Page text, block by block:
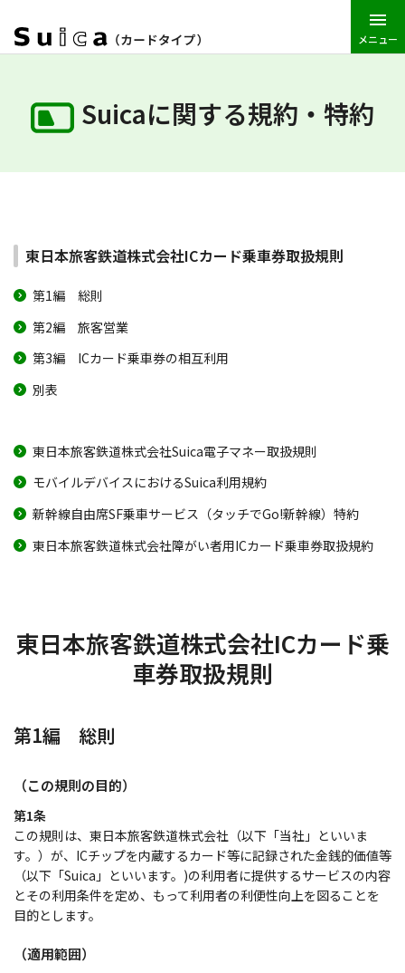
メニュー
Suicaに関する規約・特約
東日本旅客鉄道株式会社ICカード乗車券取扱規則
第1編 総則
第2編 旅客営業
第3編 ICカード乗車券の相互利用
別表
東日本旅客鉄道株式会社Suica電子マネー取扱規則
モバイルデバイスにおけるSuica利用規約
新幹線自由席SF乗車サービス（タッチでGo!新幹線）特約
東日本旅客鉄道株式会社障がい者用ICカード乗車券取扱規約
東日本旅客鉄道株式会社ICカード乗
車券取扱規則
第1編 総則
（この規則の目的）
第1条
この規則は、東日本旅客鉄道株式会社（以下「当社」といいま
す。）が、ICチップを内蔵するカード等に記録された金銭的価値等
（以下「Suica」といいます。)の利用者に提供するサービスの内容
とその利用条件を定め、もって利用者の利便性向上を図ることを
目的とします。
（適用範囲）